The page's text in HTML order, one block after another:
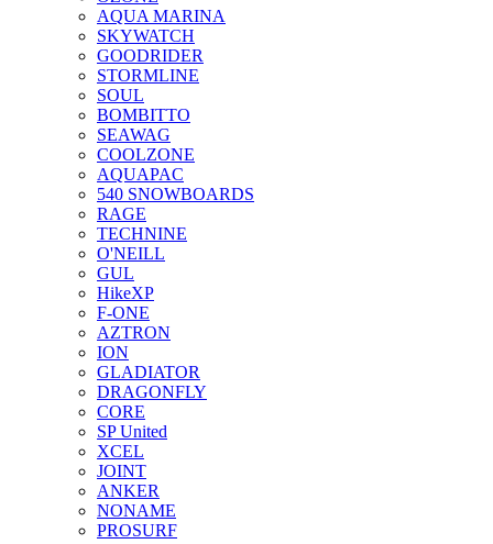
AQUA MARINA
SKYWATCH
GOODRIDER
STORMLINE
SOUL
BOMBITTO
SEAWAG
COOLZONE
AQUAPAC
540 SNOWBOARDS
RAGE
TECHNINE
O'NEILL
GUL
HikeXP
F-ONE
AZTRON
ION
GLADIATOR
DRAGONFLY
CORE
SP United
XCEL
JOINT
ANKER
NONAME
PROSURF